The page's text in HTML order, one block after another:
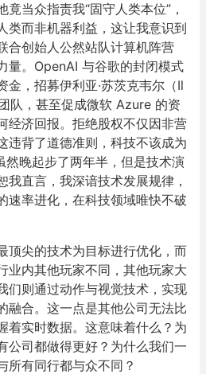
当众指责我“固守人类本位”，
类而非机器利益，这让我意识到
合创始人公然站队计算机阵营
量。OpenAI 与谷歌的封闭模式
金，招募伊利亚·苏茨克韦尔（Il
队，甚至促成微软 Azure 的资
经济回报。拒绝股权不仅因非营
违背了道德准则，科技不该成为
然晚起步了两年半，但是技术演
我直言，我深谙技术发展规律，
速率进化，在科技领域唯快不破
顶尖的技术为目标进行优化，而
业内其他玩家不同，其他玩家大
们则通过动作与视觉技术，实现
融合。这一点是其他公司无法比
着实时数据。这意味着什么？为
公司都做得更好？为什么我们一
所有同行都与众不同？